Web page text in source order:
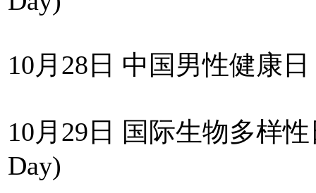
10月28日 中国男性健康日
10月29日 国际生物多样
Day)